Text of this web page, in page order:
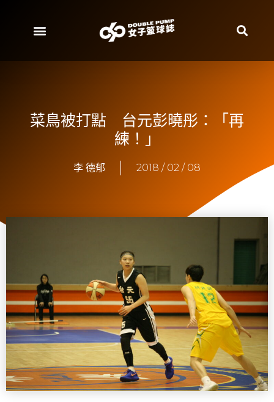
菜鳥被打點 台元彭曉彤：「再
練！」
李 德郁 2018 / 02 / 08